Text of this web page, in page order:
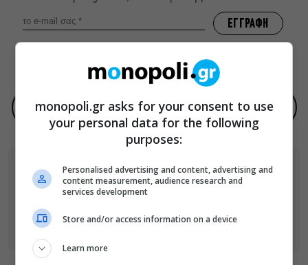
ΠΟΛΙΤΙΚΗ ΠΡΟΣΤΑΣΙΑΣ ΑΠΟΡΡΗΤΟΥ
Προσθήκη του monopoli.gr ως προτεινόμενη πηγή στην Google
ΑΚΟΛΟΥΘΗΣΕ ΤΟ MONOPOLI.GR ΚΑΙ ΣΤΟ INSTAGRAM!
ΑΚΟΛΟΥΘΗΣΤΕ ΤΟMONOPOLI.GR ΣΤΟ GOOGLE NEWS
monopoli.gr asks for your consent to use
your personal data for the following
purposes:
Personalised advertising and content, advertising and
content measurement, audience research and
services development
Store and/or access information on a device
Learn more